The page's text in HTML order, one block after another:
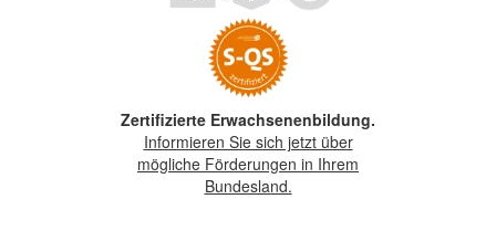
Zertifizierte Erwachsenenbildung.
Informieren Sie sich jetzt über
mögliche Förderungen in Ihrem
Bundesland.